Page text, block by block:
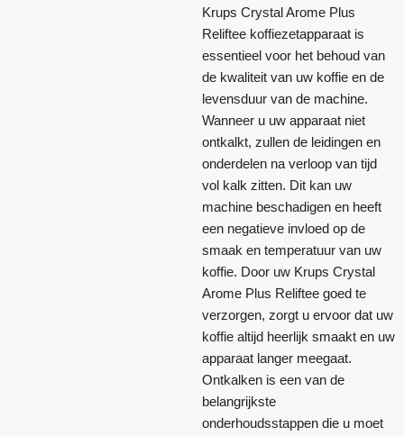
Krups Crystal Arome Plus
Reliftee koffiezetapparaat is
essentieel voor het behoud van
de kwaliteit van uw koffie en de
levensduur van de machine.
Wanneer u uw apparaat niet
ontkalkt, zullen de leidingen en
onderdelen na verloop van tijd
vol kalk zitten. Dit kan uw
machine beschadigen en heeft
een negatieve invloed op de
smaak en temperatuur van uw
koffie. Door uw Krups Crystal
Arome Plus Reliftee goed te
verzorgen, zorgt u ervoor dat uw
koffie altijd heerlijk smaakt en uw
apparaat langer meegaat.
Ontkalken is een van de
belangrijkste
onderhoudsstappen die u moet